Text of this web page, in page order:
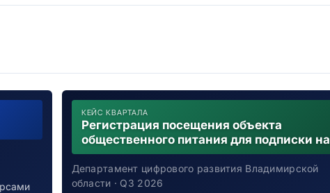
КЕЙС КВАРТАЛА
Регистрация посещения объекта
общественного питания для подписки на
уведомления о возможном контакте с
заболевшим новой коронавирусной
инфекцией
Департамент цифрового развития Владимирской
области · Q3 2026